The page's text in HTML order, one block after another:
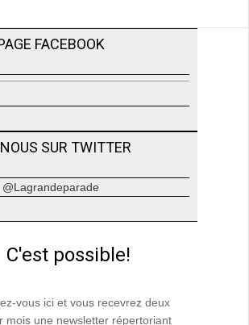
FACEBOOK
SUR TWITTER
C'est possible!
vous ici et vous recevrez deux
mois une newsletter répertoriant